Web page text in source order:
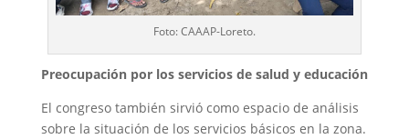
Foto: CAAAP-Loreto.
Preocupación por los servicios de salud y educación
El congreso también sirvió como espacio de análisis
sobre la situación de los servicios básicos en la zona.